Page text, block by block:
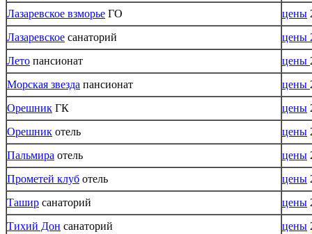
Лазаревское взморье ГО цены
Лазаревское санаторий
цены
Лето пансионат цены
Морская звезда пансионат цены
Орешник ГК цены
Орешник отель цены
Пальмира отель цены
Прометей клуб отель цены
Ташир санаторий цены
Тихий Дон санаторий цены